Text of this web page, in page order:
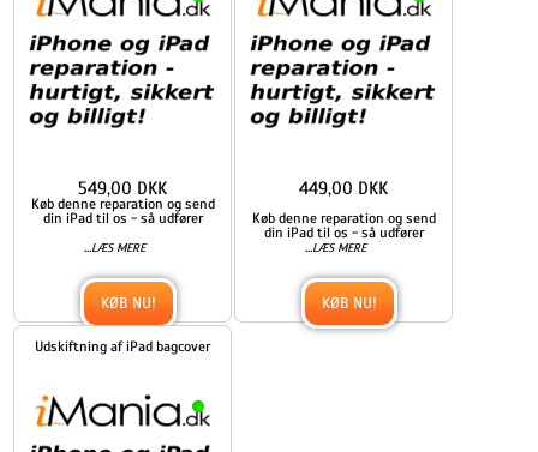
Køb denne reparation og send
din iPad til os - så udfører
...LÆS MERE
549,00 DKK
KØB NU!
Køb denne reparation og send
din iPad til os - så udfører
...LÆS MERE
449,00 DKK
KØB NU!
Udskiftning af iPad bagcover